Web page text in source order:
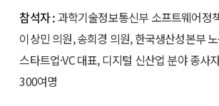
참석자 :과학기술정보통신부 소프트웨어정
이상민 의원, 송희경 의원, 한국생산성본부
스타트업·VC 대표, 디지털 신산업 분야 종사
300여명